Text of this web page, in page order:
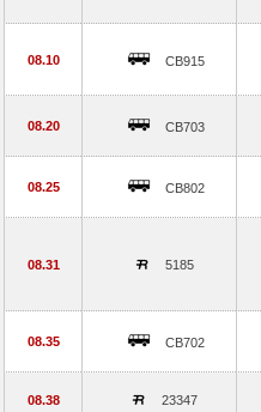
08.10 CB915
08.20 CB703
08.25 CB802
08.31 5185
08.35 CB702
08.38 23347